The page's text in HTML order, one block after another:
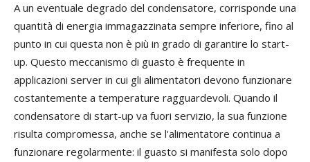
A un eventuale degrado del condensatore, corrisponde una
quantità di energia immagazzinata sempre inferiore, fino al
punto in cui questa non è più in grado di garantire lo start-
up. Questo meccanismo di guasto è frequente in
applicazioni server in cui gli alimentatori devono funzionare
costantemente a temperature ragguardevoli. Quando il
condensatore di start-up va fuori servizio, la sua funzione
risulta compromessa, anche se l'alimentatore continua a
funzionare regolarmente: il guasto si manifesta solo dopo